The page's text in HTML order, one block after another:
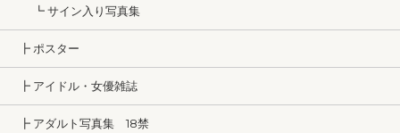
┗ サイン入り写真集
┣ ポスター
┣ アイドル・女優雑誌
┣ アダルト写真集 18禁